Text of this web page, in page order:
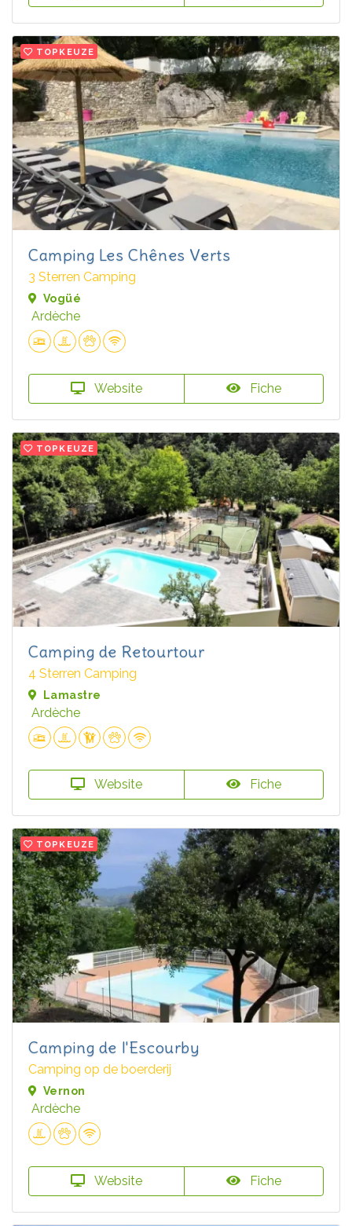
TOPKEUZE
Camping Les Chênes Verts
3 Sterren Camping
Vogüé
Ardèche
Website Fiche
TOPKEUZE
Camping de Retourtour
4 Sterren Camping
Lamastre
Ardèche
Website Fiche
TOPKEUZE
Camping de l'Escourby
Camping op de boerderij
Vernon
Ardèche
Website Fiche